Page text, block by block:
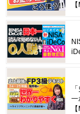
一